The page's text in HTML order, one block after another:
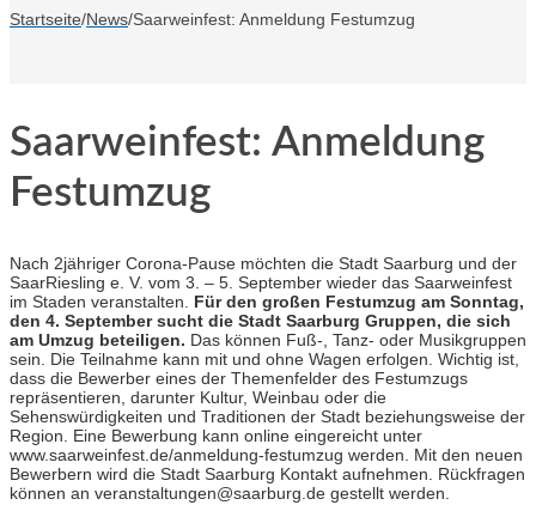
Startseite/News/Saarweinfest: Anmeldung Festumzug
Saarweinfest: Anmeldung
Festumzug
Nach 2jähriger Corona-Pause möchten die Stadt Saarburg und der
SaarRiesling e. V. vom 3. – 5. September wieder das Saarweinfest
im Staden veranstalten. Für den großen Festumzug am Sonntag,
den 4. September sucht die Stadt Saarburg Gruppen, die sich
am Umzug beteiligen. Das können Fuß-, Tanz- oder Musikgruppen
sein. Die Teilnahme kann mit und ohne Wagen erfolgen. Wichtig ist,
dass die Bewerber eines der Themenfelder des Festumzugs
repräsentieren, darunter Kultur, Weinbau oder die
Sehenswürdigkeiten und Traditionen der Stadt beziehungsweise der
Region. Eine Bewerbung kann online eingereicht unter
www.saarweinfest.de/anmeldung-festumzug werden. Mit den neuen
Bewerbern wird die Stadt Saarburg Kontakt aufnehmen. Rückfragen
können an veranstaltungen@saarburg.de gestellt werden.